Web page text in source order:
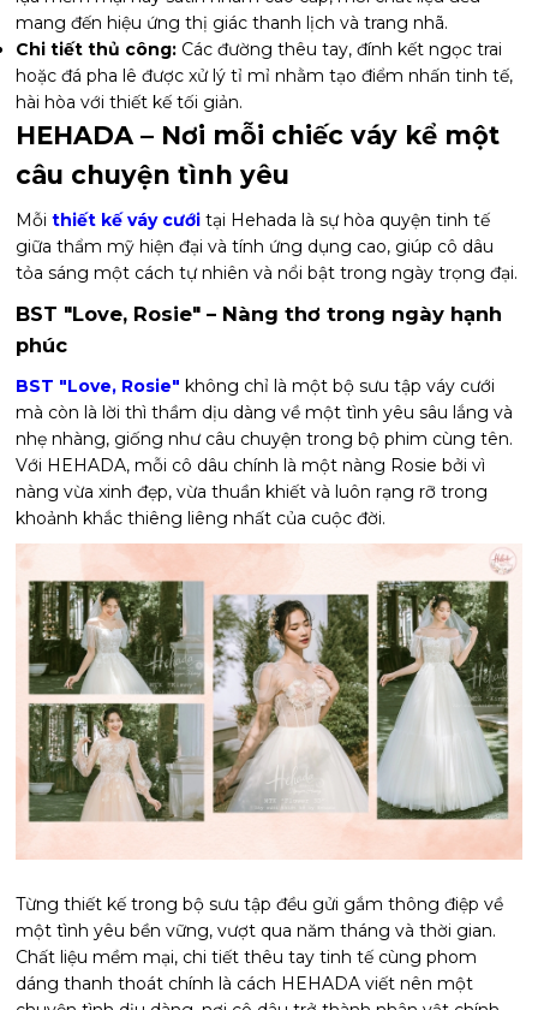
mang đến hiệu ứng thị giác thanh lịch và trang nhã.
Chi tiết thủ công: Các đường thêu tay, đính kết ngọc trai
hoặc đá pha lê được xử lý tỉ mỉ nhằm tạo điểm nhấn tinh tế,
hài hòa với thiết kế tối giản.
HEHADA – Nơi mỗi chiếc váy kể một
câu chuyện tình yêu
Mỗithiết kế váy cưới tại Hehada là sự hòa quyện tinh tế
giữa thẩm mỹ hiện đại và tính ứng dụng cao, giúp cô dâu
tỏa sáng một cách tự nhiên và nổi bật trong ngày trọng đại.
BST "Love, Rosie" – Nàng thơ trong ngày hạnh
phúc
BST "Love, Rosie" không chỉ là một bộ sưu tập váy cưới
mà còn là lời thì thầm dịu dàng về một tình yêu sâu lắng và
nhẹ nhàng, giống như câu chuyện trong bộ phim cùng tên.
Với HEHADA, mỗi cô dâu chính là một nàng Rosie bởi vì
nàng vừa xinh đẹp, vừa thuần khiết và luôn rạng rỡ trong
khoảnh khắc thiêng liêng nhất của cuộc đời.
Từng thiết kế trong bộ sưu tập đều gửi gắm thông điệp về
một tình yêu bền vững, vượt qua năm tháng và thời gian.
Chất liệu mềm mại, chi tiết thêu tay tinh tế cùng phom
dáng thanh thoát chính là cách HEHADA viết nên một